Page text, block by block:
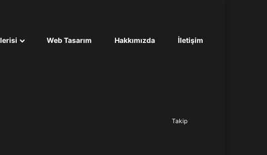
Web Tasarım Hakkımızda İletişim
Takip